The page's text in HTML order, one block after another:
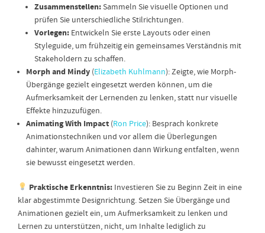
Zusammenstellen:Sammeln Sie visuelle Optionen und
prüfen Sie unterschiedliche Stilrichtungen.
Vorlegen: Entwickeln Sie erste Layouts oder einen
Styleguide, um frühzeitig ein gemeinsames Verständnis mit
Stakeholdern zu schaffen.
Morph and Mindy (Elizabeth Kuhlmann): Zeigte, wie Morph-
Übergänge gezielt eingesetzt werden können, um die
Aufmerksamkeit der Lernenden zu lenken, statt nur visuelle
Effekte hinzuzufügen.
Animating With Impact (Ron Price): Besprach konkrete
Animationstechniken und vor allem die Überlegungen
dahinter, warum Animationen dann Wirkung entfalten, wenn
sie bewusst eingesetzt werden.
Praktische Erkenntnis:Investieren Sie zu Beginn Zeit in eine
klar abgestimmte Designrichtung. Setzen Sie Übergänge und
Animationen gezielt ein, um Aufmerksamkeit zu lenken und
Lernen zu unterstützen, nicht, um Inhalte lediglich zu